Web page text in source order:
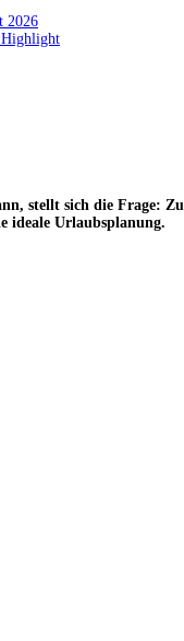
2026
Highlight
stellt sich die Frage:
ideale Urlaubsplanung.